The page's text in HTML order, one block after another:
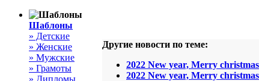
Шаблоны
» Детские
» Женские
» Мужские
» Грамоты
» Дипломы
Другие новости по теме:
2022 New year, Merry
2022 New year, Merry